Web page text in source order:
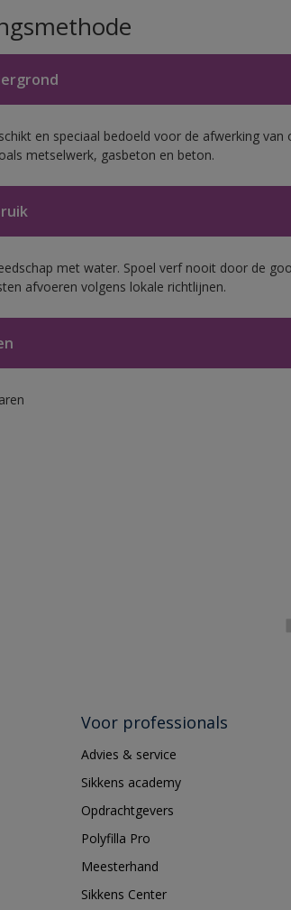
en speciaal bedoeld voor de afwerking
metselwerk, gasbeton en beton.
met water. Spoel verf nooit door de
afvoeren volgens lokale richtlijnen.
Voor professionals
Advies & service
Sikkens academy
Opdrachtgevers
Polyfilla Pro
Meesterhand
Sikkens Center